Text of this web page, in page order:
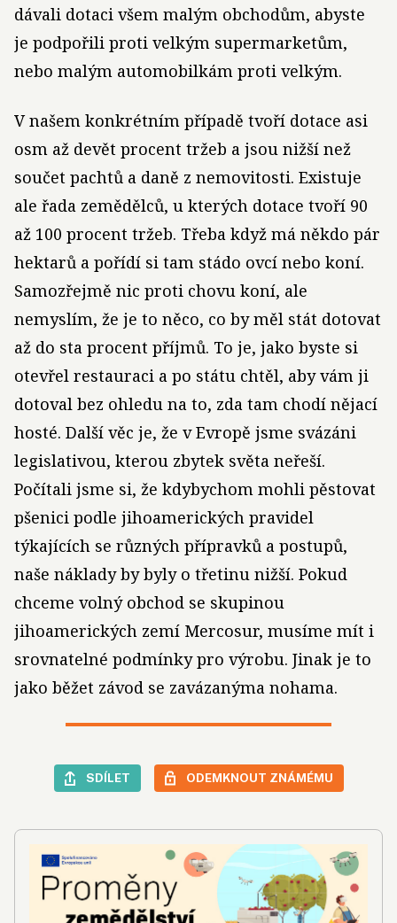
dávali dotaci všem malým obchodům, abyste
je podpořili proti velkým supermarketům,
nebo malým automobilkám proti velkým.
V našem konkrétním případě tvoří dotace asi
osm až devět procent tržeb a jsou nižší než
součet pachtů a daně z nemovitosti. Existuje
ale řada zemědělců, u kterých dotace tvoří 90
až 100 procent tržeb. Třeba když má někdo pár
hektarů a pořídí si tam stádo ovcí nebo koní.
Samozřejmě nic proti chovu koní, ale
nemyslím, že je to něco, co by měl stát dotovat
až do sta procent příjmů. To je, jako byste si
otevřel restauraci a po státu chtěl, aby vám ji
dotoval bez ohledu na to, zda tam chodí nějací
hosté. Další věc je, že v Evropě jsme svázáni
legislativou, kterou zbytek světa neřeší.
Počítali jsme si, že kdybychom mohli pěstovat
pšenici podle jihoamerických pravidel
týkajících se různých přípravků a postupů,
naše náklady by byly o třetinu nižší. Pokud
chceme volný obchod se skupinou
jihoamerických zemí Mercosur, musíme mít i
srovnatelné podmínky pro výrobu. Jinak je to
jako běžet závod se zavázanýma nohama.
SDÍLET ODEMKNOUT ZNÁMÉMU